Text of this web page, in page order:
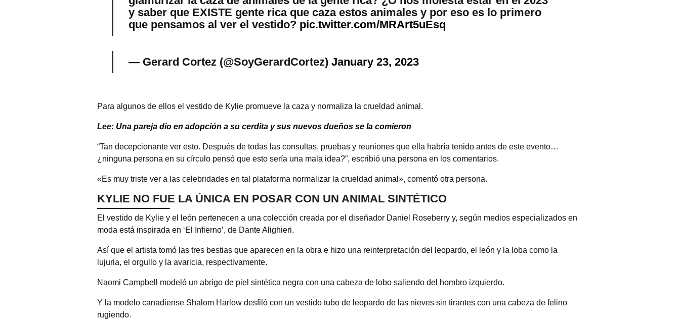
y saber que EXISTE gente rica que caza estos animales y por eso es lo primero
que pensamos al ver el vestido? pic.twitter.com/MRArt5uEsq
— Gerard Cortez (@SoyGerardCortez) January 23, 2023
Para algunos de ellos el vestido de Kylie promueve la caza y normaliza la crueldad animal.
Lee: Una pareja dio en adopción a su cerdita y sus nuevos dueños se la comieron
“Tan decepcionante ver esto. Después de todas las consultas, pruebas y reuniones que ella habría tenido antes de este evento…
¿ninguna persona en su círculo pensó que esto sería una mala idea?”, escribió una persona en los comentarios.
«Es muy triste ver a las celebridades en tal plataforma normalizar la crueldad animal», comentó otra persona.
KYLIE NO FUE LA ÚNICA EN POSAR CON UN ANIMAL SINTÉTICO
El vestido de Kylie y el león pertenecen a una colección creada por el diseñador Daniel Roseberry y, según medios especializados en
moda está inspirada en ‘El Infierno’, de Dante Alighieri.
Así que el artista tomó las tres bestias que aparecen en la obra e hizo una reinterpretación del leopardo, el león y la loba como la
lujuria, el orgullo y la avaricia, respectivamente.
Naomi Campbell modeló un abrigo de piel sintética negra con una cabeza de lobo saliendo del hombro izquierdo.
Y la modelo canadiense Shalom Harlow desfiló con un vestido tubo de leopardo de las nieves sin tirantes con una cabeza de felino
rugiendo.